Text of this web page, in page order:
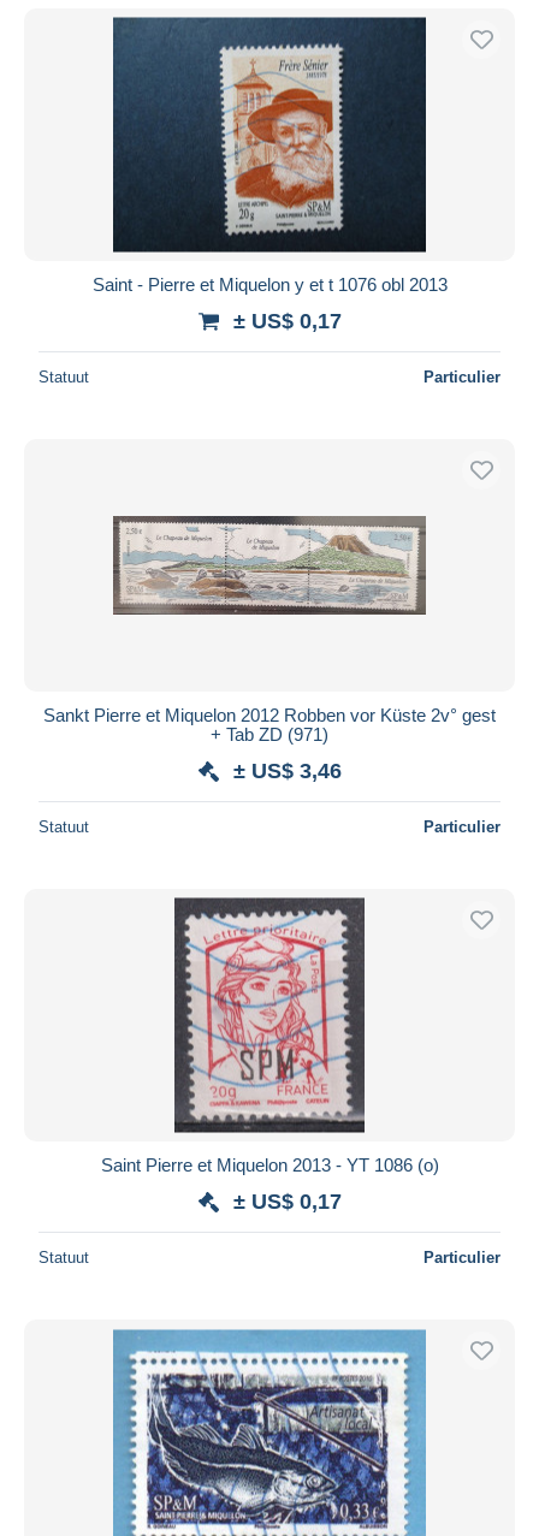
Saint - Pierre et Miquelon y et t 1076 obl 2013
± US$ 0,17
Statuut Particulier
Sankt Pierre et Miquelon 2012 Robben vor Küste 2v° gest
+ Tab ZD (971)
± US$ 3,46
Statuut Particulier
Saint Pierre et Miquelon 2013 - YT 1086 (o)
± US$ 0,17
Statuut Particulier